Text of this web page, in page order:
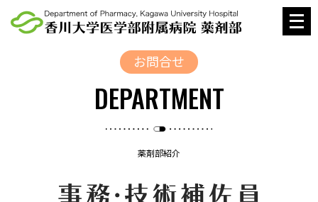
お問合せ
メ
ニ
DEPARTMENT
薬剤部紹介